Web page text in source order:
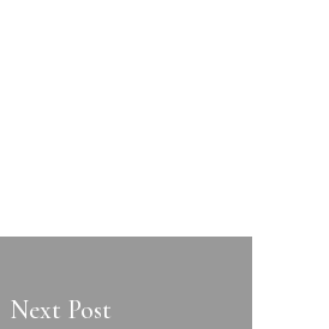
Next Post